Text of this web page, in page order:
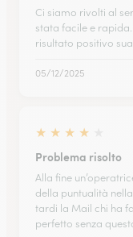
Ci siamo rivolti al
stata facile e
risultato positivo
05/12/2025
★ ★ ★ ★
Problema risolto
Alla fine
della puntualità
tardi la Mail chi ha
perfetto senza